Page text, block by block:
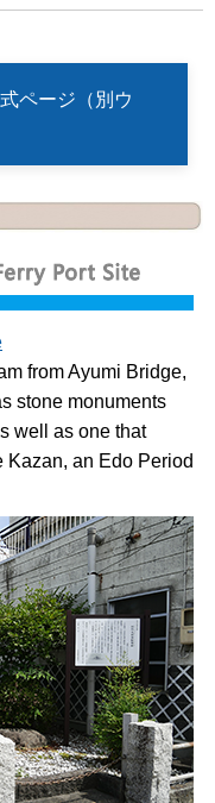
ページ（別ウ
from Ayumi Bridge,
stone monuments
well as one that
Kazan, an Edo Period